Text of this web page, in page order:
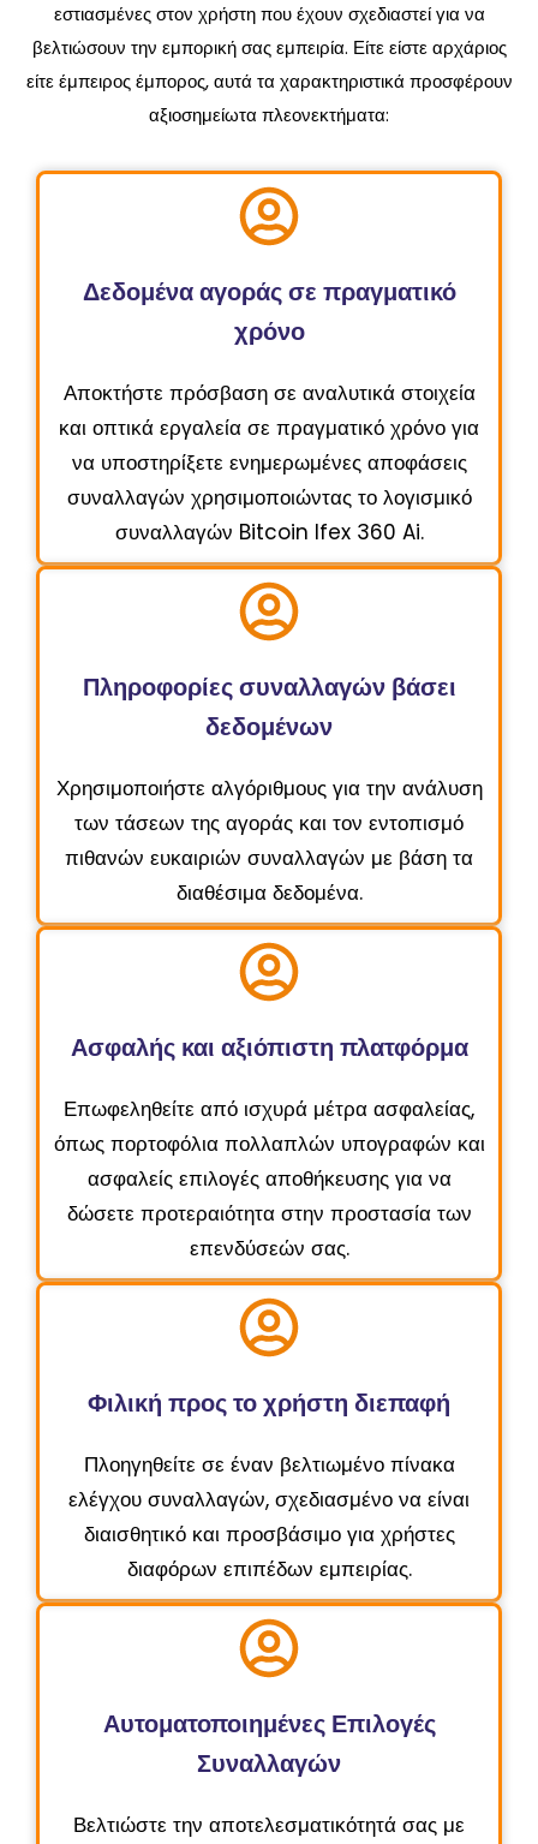
εστιασμένες στον χρήστη που έχουν σχεδιαστεί για να
βελτιώσουν την εμπορική σας εμπειρία. Είτε είστε αρχάριος
είτε έμπειρος έμπορος, αυτά τα χαρακτηριστικά προσφέρουν
αξιοσημείωτα πλεονεκτήματα:
Δεδομένα αγοράς σε πραγματικό
χρόνο
Αποκτήστε πρόσβαση σε αναλυτικά στοιχεία
και οπτικά εργαλεία σε πραγματικό χρόνο για
να υποστηρίξετε ενημερωμένες αποφάσεις
συναλλαγών χρησιμοποιώντας το λογισμικό
συναλλαγών Bitcoin Ifex 360 Ai.
Πληροφορίες συναλλαγών βάσει
δεδομένων
Χρησιμοποιήστε αλγόριθμους για την ανάλυση
των τάσεων της αγοράς και τον εντοπισμό
πιθανών ευκαιριών συναλλαγών με βάση τα
διαθέσιμα δεδομένα.
Ασφαλής και αξιόπιστη πλατφόρμα
Επωφεληθείτε από ισχυρά μέτρα ασφαλείας,
όπως πορτοφόλια πολλαπλών υπογραφών και
ασφαλείς επιλογές αποθήκευσης για να
δώσετε προτεραιότητα στην προστασία των
επενδύσεών σας.
Φιλική προς το χρήστη διεπαφή
Πλοηγηθείτε σε έναν βελτιωμένο πίνακα
ελέγχου συναλλαγών, σχεδιασμένο να είναι
διαισθητικό και προσβάσιμο για χρήστες
διαφόρων επιπέδων εμπειρίας.
Αυτοματοποιημένες Επιλογές
Συναλλαγών
Βελτιώστε την αποτελεσματικότητά σας με